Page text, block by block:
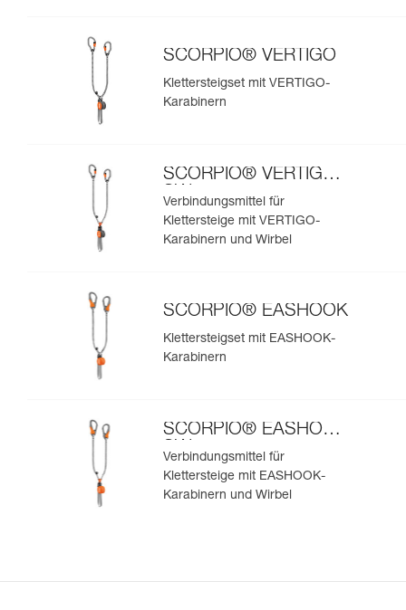
SCORPIO® VERTIGO
Klettersteigset mit VERTIGO-
Karabinern
SCORPIO® VERTIGO
SW
Verbindungsmittel für
Klettersteige mit VERTIGO-
Karabinern und Wirbel
SCORPIO® EASHOOK
Klettersteigset mit EASHOOK-
Karabinern
SCORPIO® EASHOOK
SW
Verbindungsmittel für
Klettersteige mit EASHOOK-
Karabinern und Wirbel